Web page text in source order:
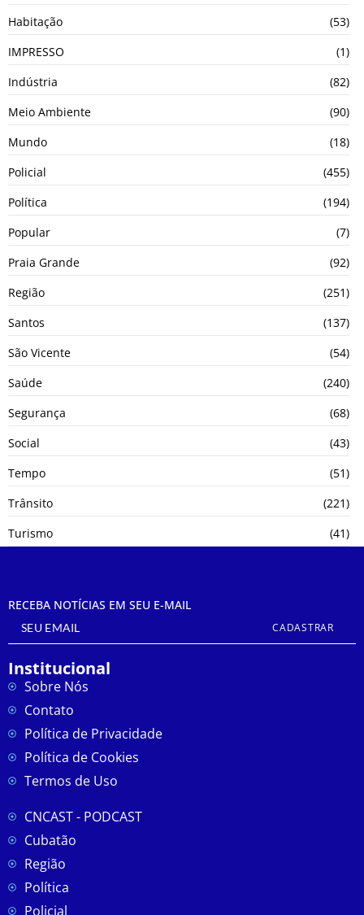
Habitação
(53)
IMPRESSO
(1)
Indústria
(82)
Meio Ambiente
(90)
Mundo
(18)
Policial
(455)
Política
(194)
Popular
(7)
Praia Grande
(92)
Região
(251)
Santos
(137)
São Vicente
(54)
Saúde
(240)
Segurança
(68)
Social
(43)
Tempo
(51)
Trânsito
(221)
Turismo
(41)
RECEBA NOTÍCIAS EM SEU E-MAIL
CADASTRAR
Institucional
Sobre Nós
Contato
Política de Privacidade
Política de Cookies
Termos de Uso
CNCAST - PODCAST
Cubatão
Região
Política
Policial